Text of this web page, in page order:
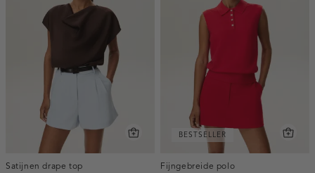
Satijnen drape top
BESTSELLER
Fijngebreide polo